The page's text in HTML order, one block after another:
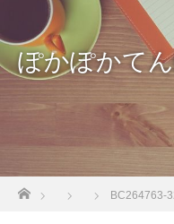
ぽかぽかて
BC264763-